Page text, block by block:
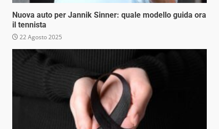
Nuova auto per Jannik Sinner: quale modello guida ora
il tennista
22 Agosto 2025